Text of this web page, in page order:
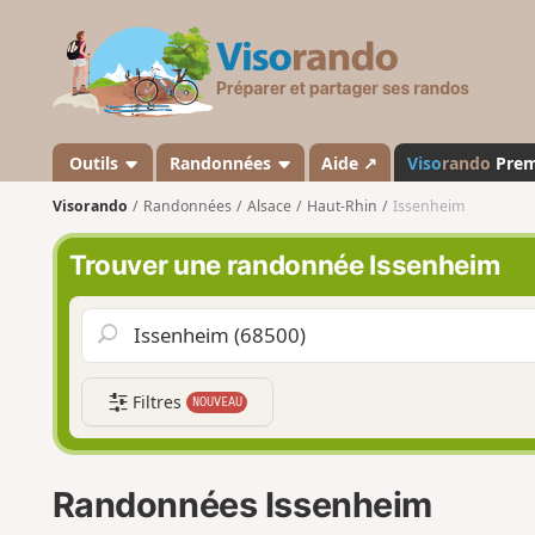
s
a
n
o
Outils Randonnées Aide ↗ Visorando
Visorando Randonnées Alsace Haut-Rhin Issenheim
Trouver une randonnée Issenheim
Filtres NOUVEAU
Randonnées Issenheim